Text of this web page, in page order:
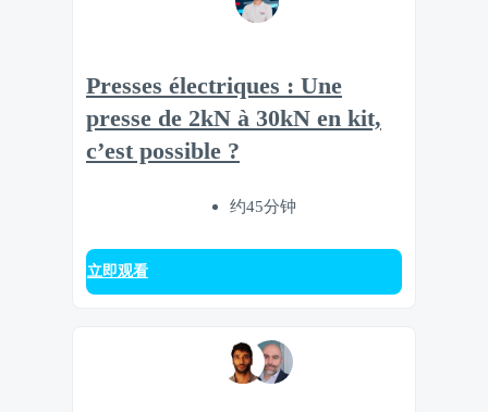
Presses électriques : Une
presse de 2kN à 30kN en kit,
c’est possible ?
约45分钟
立即观看